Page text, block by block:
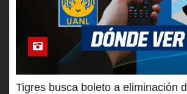
Tigres busca boleto a eliminación